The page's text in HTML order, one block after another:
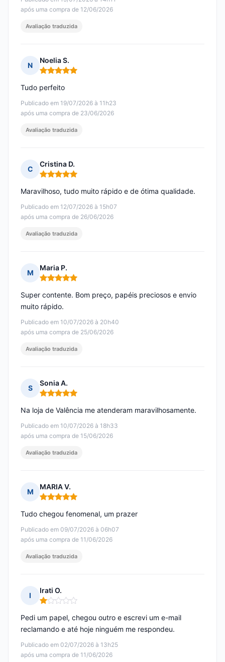
após uma compra de 12/06/2026
Avaliação traduzida
N
Noelia S.
Nota: 5 em 5
Publicado em 19/07/2026 à 11h23
após uma compra de 23/06/2026
Tudo perfeito
Avaliação traduzida
C
Cristina D.
Nota: 5 em 5
Publicado em 12/07/2026 à 15h07
após uma compra de 26/06/2026
Maravilhoso, tudo muito rápido e de ótima qualidade.
Avaliação traduzida
M
Maria P.
Nota: 5 em 5
Publicado em 10/07/2026 à 20h40
após uma compra de 25/06/2026
Super contente. Bom preço, papéis preciosos e envio
muito rápido.
Avaliação traduzida
S
Sonia A.
Nota: 5 em 5
Publicado em 10/07/2026 à 18h33
após uma compra de 15/06/2026
Na loja de Valência me atenderam maravilhosamente.
Avaliação traduzida
M
MARIA V.
Nota: 5 em 5
Publicado em 09/07/2026 à 06h07
após uma compra de 11/06/2026
Tudo chegou fenomenal, um prazer
Avaliação traduzida
I
Irati O.
Nota: 1 em 5
Publicado em 02/07/2026 à 13h25
após uma compra de 11/06/2026
Pedi um papel, chegou outro e escrevi um e-mail
reclamando e até hoje ninguém me respondeu.